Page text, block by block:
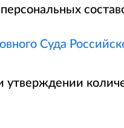
Суда